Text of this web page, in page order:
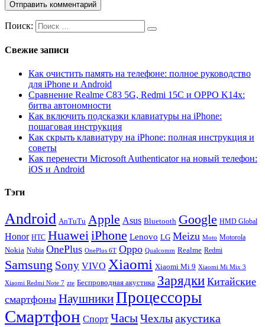
Поиск:
Свежие записи
Как очистить память на телефоне: полное руководство
для iPhone и Android
Сравнение Realme C83 5G, Redmi 15C и OPPO K14x:
битва автономности
Как включить подсказки клавиатуры на iPhone:
пошаговая инструкция
Как скрыть клавиатуру на iPhone: полная инструкция и
советы
Как перенести Microsoft Authenticator на новый телефон:
iOS и Android
Тэги
Android AnTuTu Apple Asus Bluetooth Google HMD Global
Honor HTC HuaweiiPhone Lenovo LG Meizu Moto Motorola
Nokia Nubia OnePlus OnePlus 6T Oppo Qualcomm Realme Redmi
Samsung Sony VIVO Xiaomi Xiaomi Mi 9 Xiaomi Mi Mix 3
Xiaomi Redmi Note 7 zte Беспроводная акустика Зарядки Китайские
смартфоны НаушникиПроцессоры
Смартфон Спорт ЧасыЧехлыакустика